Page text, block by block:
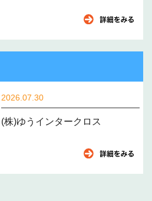
2026.07.30
(株)ゆうインタークロス